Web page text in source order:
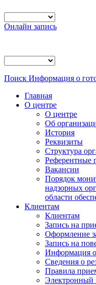
Онлайн запись
Поиск Информация о
Главная
О центре
О центре
Об
История
Реквизиты
Структура
Референтные
Вакансии
Порядок
надзорных
области
Клиентам
Клиентам
Запись на
Оформление
Запись на
Информация о
Сведения о
Правила
Электронный